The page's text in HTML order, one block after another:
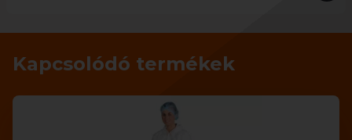
Kapcsolódó termékek